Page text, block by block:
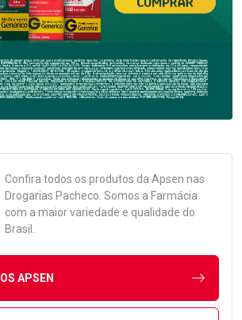
Confira todos os produtos da Apsen nas
Drogarias Pacheco. Somos a Farmácia
com a maior variedade e qualidade do
Brasil.
APSEN